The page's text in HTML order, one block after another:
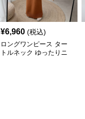
¥6,960 (税込)
ロングワンピース ター
トルネック ゆったりニ